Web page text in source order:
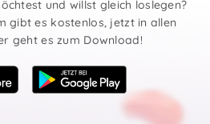
und willst gleich loslegen?
gibt es kostenlos, jetzt in allen
geht es zum Download!